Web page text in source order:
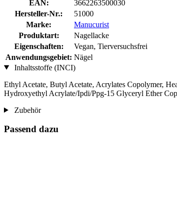
EAN:
3662263500030
Hersteller-Nr.:
51000
Marke:
Manucurist
Produktart:
Nagellacke
Eigenschaften:
Vegan, Tierversuchsfrei
Anwendungsgebiet: Nägel
Inhaltsstoffe (INCI)
Ethyl Acetate, Butyl Acetate, Acrylates Copolymer,
Hydroxyethyl Acrylate/Ipdi/Ppg-15 Glyceryl Ether
Zubehör
Passend dazu